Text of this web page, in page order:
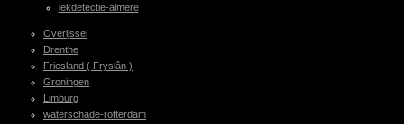
lekdetectie-almere
Overijssel
Drenthe
Friesland ( Fryslân )
Groningen
Limburg
waterschade-rotterdam